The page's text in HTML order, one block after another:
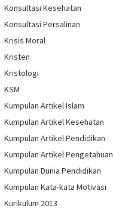
Konsultasi Kesehatan
Konsultasi Persalinan
Krisis Moral
Kristen
Kristologi
KSM
Kumpulan Artikel Islam
Kumpulan Artikel Kesehatan
Kumpulan Artikel Pendidikan
Kumpulan Artikel Pengetahuan
Kumpulan Dunia Pendidikan
Kumpulan Kata-kata Motivasi
Kurikulum 2013